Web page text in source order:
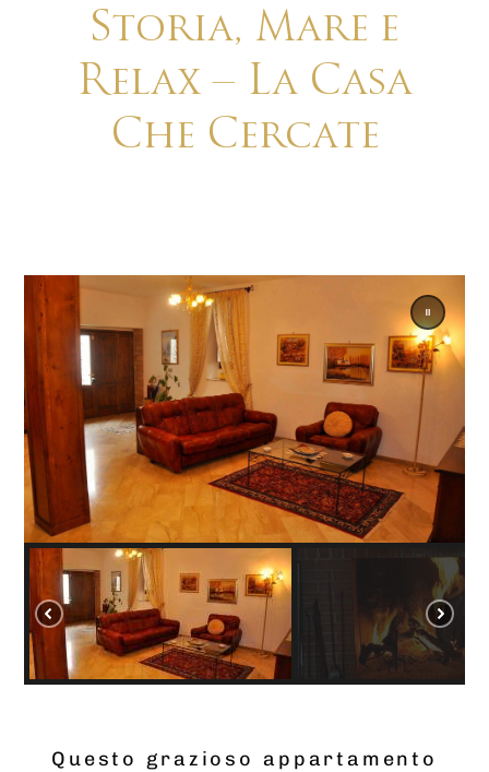
Storia, Mare e
Relax – La Casa
Che Cercate
Questo grazioso appartamento